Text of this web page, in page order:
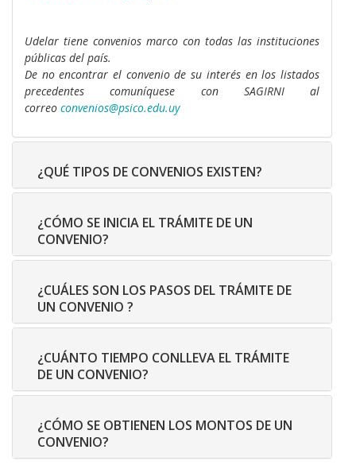
Udelar tiene convenios marco con todas las instituciones
públicas del país.
De no encontrar el convenio de su interés en los listados
precedentes comuníquese con SAGIRNI al
correo convenios@psico.edu.uy
¿QUÉ TIPOS DE CONVENIOS EXISTEN?
¿CÓMO SE INICIA EL TRÁMITE DE UN
CONVENIO?
¿CUÁLES SON LOS PASOS DEL TRÁMITE DE
UN CONVENIO ?
¿CUÁNTO TIEMPO CONLLEVA EL TRÁMITE
DE UN CONVENIO?
¿CÓMO SE OBTIENEN LOS MONTOS DE UN
CONVENIO?